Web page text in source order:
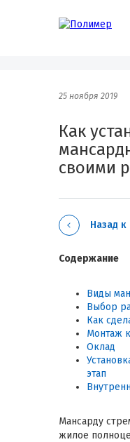
25 ноября 2019
Как
своими
Назад к
Содержание
Виды
Выбор
Как
Монтаж
Оклад
этап
Мансарду
жилое